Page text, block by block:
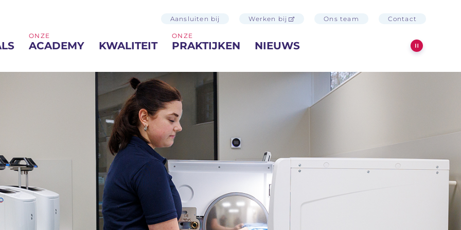
ONZE
ACADEMY KWALITEIT
ONZE
PRAKTIJKEN NIEUWS
Aansluiten bij Werken bij Ons team Contact